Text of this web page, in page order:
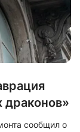
сообщил о